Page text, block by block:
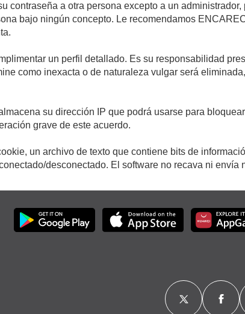
contraseña a otra persona excepto a un
bajo ningún concepto. Le recomendamos
un perfil detallado. Es su responsabilidad
como inexacta o de naturaleza vulgar será
su dirección IP que podrá usarse para
grave de este acuerdo.
un archivo de texto que contiene bits de
desconectado. El software no recava ni envía